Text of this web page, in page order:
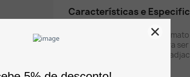
Características e
Dimensões/Tamanho:
105 mm. O tamanho ideal para
dos lavabos ou nas paredes